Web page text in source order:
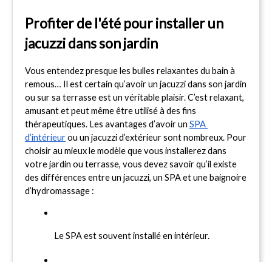
Profiter de l'été pour installer un
jacuzzi dans son jardin
Vous entendez presque les bulles relaxantes du bain à
remous… Il est certain qu’avoir un jacuzzi dans son jardin
ou sur sa terrasse est un véritable plaisir. C’est relaxant,
amusant et peut même être utilisé à des fins
thérapeutiques. Les avantages d’avoir un SPA
d’intérieur ou un jacuzzi d’extérieur sont nombreux. Pour
choisir au mieux le modèle que vous installerez dans
votre jardin ou terrasse, vous devez savoir qu’il existe
des différences entre un jacuzzi, un SPA et une baignoire
d’hydromassage :
Le SPA est souvent installé en intérieur.